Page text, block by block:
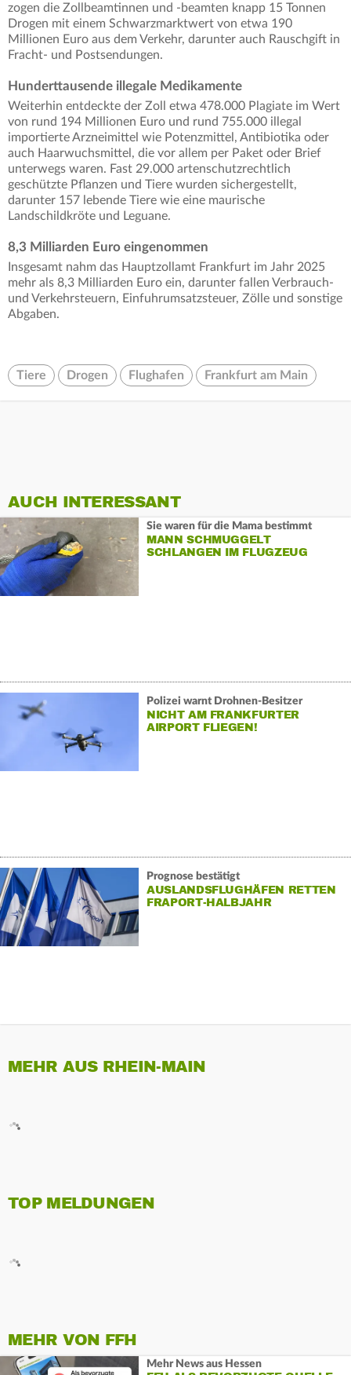
zogen die Zollbeamtinnen und -beamten knapp 15 Tonnen
Drogen mit einem Schwarzmarktwert von etwa 190
Millionen Euro aus dem Verkehr, darunter auch Rauschgift in
Fracht- und Postsendungen.
Hunderttausende illegale Medikamente
Weiterhin entdeckte der Zoll etwa 478.000 Plagiate im Wert
von rund 194 Millionen Euro und rund 755.000 illegal
importierte Arzneimittel wie Potenzmittel, Antibiotika oder
auch Haarwuchsmittel, die vor allem per Paket oder Brief
unterwegs waren. Fast 29.000 artenschutzrechtlich
geschützte Pflanzen und Tiere wurden sichergestellt,
darunter 157 lebende Tiere wie eine maurische
Landschildkröte und Leguane.
8,3 Milliarden Euro eingenommen
Insgesamt nahm das Hauptzollamt Frankfurt im Jahr 2025
mehr als 8,3 Milliarden Euro ein, darunter fallen Verbrauch-
und Verkehrsteuern, Einfuhrumsatzsteuer, Zölle und sonstige
Abgaben.
Tiere Drogen Flughafen Frankfurt am Main
AUCH INTERESSANT
Sie waren für die Mama bestimmt
MANN SCHMUGGELT
SCHLANGEN IM FLUGZEUG
Polizei warnt Drohnen-Besitzer
NICHT AM FRANKFURTER
AIRPORT FLIEGEN!
Prognose bestätigt
AUSLANDSFLUGHÄFEN RETTEN
FRAPORT-HALBJAHR
MEHR AUS RHEIN-MAIN
TOP MELDUNGEN
MEHR VON FFH
Mehr News aus Hessen